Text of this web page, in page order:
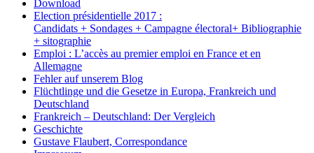
Download
Election présidentielle 2017 :
Candidats + Sondages + Campagne électoral+ Bibliographie
+ sitographie
Emploi : L’accès au premier emploi en France et en
Allemagne
Fehler auf unserem Blog
Flüchtlinge und die Gesetze in Europa, Frankreich und
Deutschland
Frankreich – Deutschland: Der Vergleich
Geschichte
Gustave Flaubert, Correspondance